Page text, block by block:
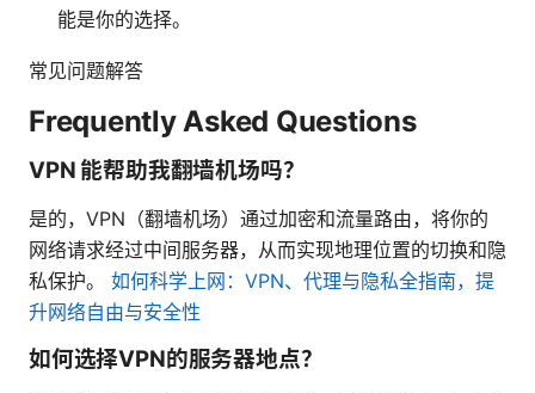
能是你的选择。
常见问题解答
Frequently Asked Questions
VPN 能帮助我翻墙机场吗？
是的，VPN（翻墙机场）通过加密和流量路由，将你的
网络请求经过中间服务器，从而实现地理位置的切换和隐
私保护。 如何科学上网：VPN、代理与隐私全指南，提
升网络自由与安全性
如何选择VPN的服务器地点？